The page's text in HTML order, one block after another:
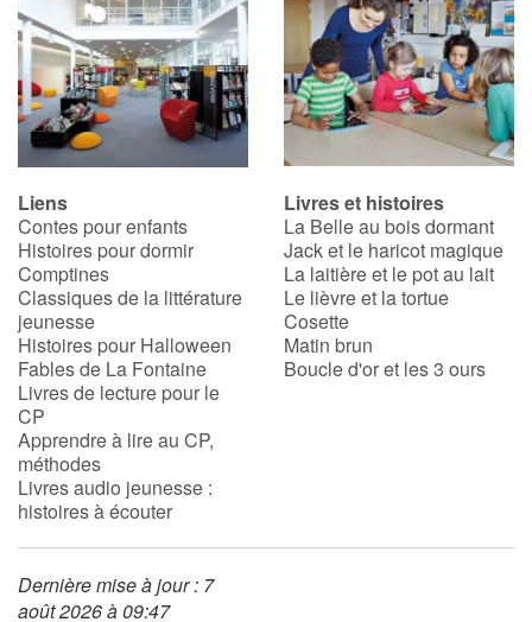
Liens
Contes pour enfants
Histoires pour dormir
Comptines
Classiques de la littérature
jeunesse
Histoires pour Halloween
Fables de La Fontaine
Livres de lecture pour le
CP
Apprendre à lire au CP,
méthodes
Livres audio jeunesse :
histoires à écouter
Livres et histoires
La Belle au bois dormant
Jack et le haricot magique
La laitière et le pot au lait
Le lièvre et la tortue
Cosette
Matin brun
Boucle d'or et les 3 ours
Dernière mise à jour : 7
août 2026 à 09:47